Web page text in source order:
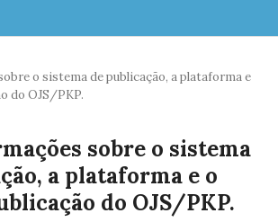
o sistema de publicação, a plataforma e
do OJS/PKP.
sobre o sistema
a plataforma e o
do OJS/PKP.